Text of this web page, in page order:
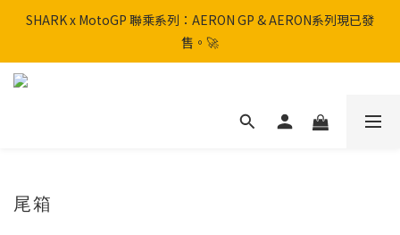
SHARK x MotoGP 聯乘系列：AERON GP & AERON系列現已發
售。🚀
SHARK x MotoGP 聯乘系列：AERON GP & AERON系列現已發
售。🚀
📦 【全新上架】NHK Helmet 到貨通知：S1GP & K5R 熱銷款式全
SHARK x MotoGP 聯乘系列：AERON GP & AERON系列現已發
尾箱